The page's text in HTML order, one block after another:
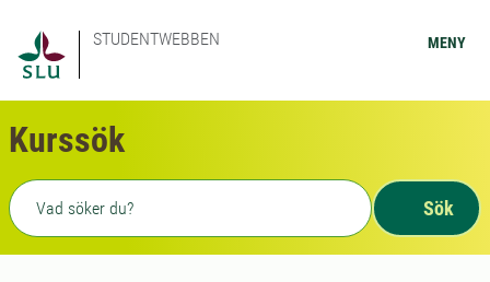
STUDENTWEBBEN MENY
Kurssök
Fritext sökning
Sök